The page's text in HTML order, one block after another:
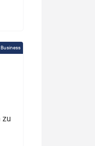
Business
zu